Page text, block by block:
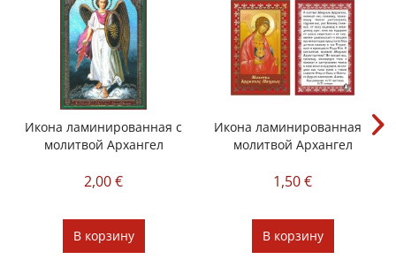
Икона ламинированная с
молитвой Архангел
2,00 €
В корзину
Икона ламинированная с
молитвой Архангел
1,50 €
В корзину